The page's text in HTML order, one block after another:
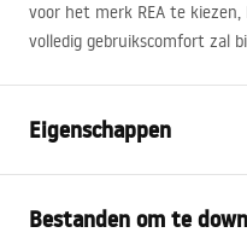
voor het merk REA te kiezen,
volledig gebruikscomfort zal
Eigenschappen
Montagewijze
Bestanden om te